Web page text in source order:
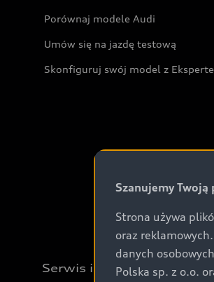
Porównaj modele Audi
Umów się na jazdę testową
Skonfiguruj swój model z
Serwis i akcesoria
Szanujemy Twoją
Strona używa
oraz
danych
Polska sp. z o.o.